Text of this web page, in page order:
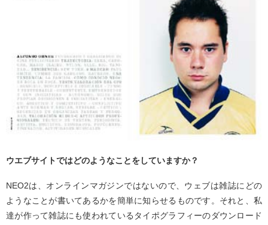
ウエブサイトではどのようなことをしていますか？
NEO2は、オンラインマガジンではないので、ウェブは雑誌にどの
ようなことが書いてあるかを簡単に知らせるものです。それと、私
達が作って雑誌にも使われているタイポグラフィーのダウンロード